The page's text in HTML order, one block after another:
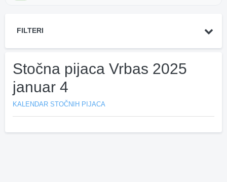
FILTERI
Stočna pijaca Vrbas 2025
januar 4
KALENDAR STOČNIH PIJACA